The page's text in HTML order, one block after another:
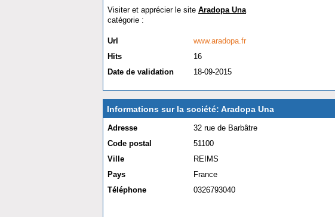
Visiter et apprécier le site Aradopa Una
catégorie :
Url
www.aradopa.fr
Hits
16
Date de validation
18-09-2015
Informations sur la société: Aradopa Una
Adresse
32 rue de Barbâtre
Code postal
51100
Ville
REIMS
Pays
France
Téléphone
0326793040